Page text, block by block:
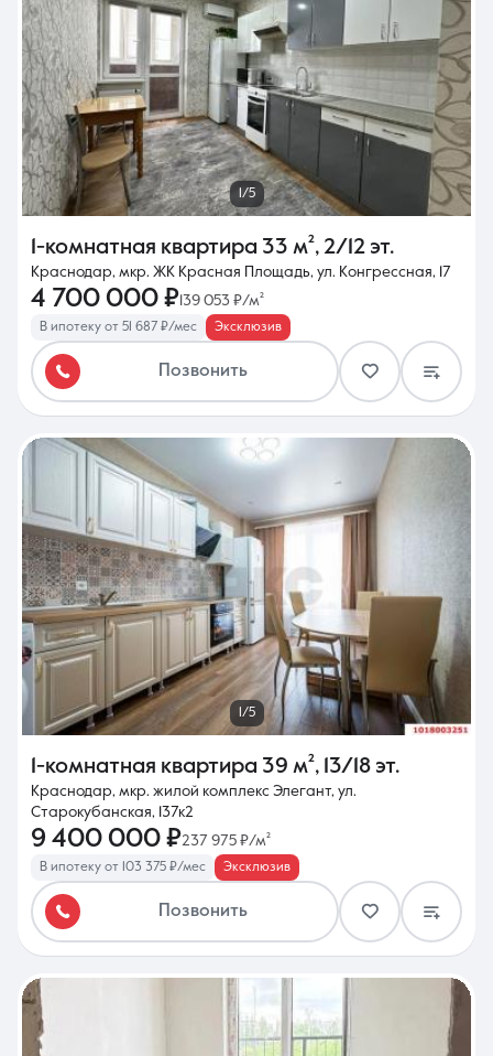
1/5
1-комнатная квартира 33 м², 2/12 эт.
Краснодар, мкр. ЖК Красная Площадь, ул. Конгрессная, 17
4 700 000 ₽ 139 053 ₽/м²
В ипотеку от 51 687 ₽/мес Эксклюзив
Позвонить
1/5
1-комнатная квартира 39 м², 13/18 эт.
Краснодар, мкр. жилой комплекс Элегант, ул.
Старокубанская, 137к2
9 400 000 ₽237 975 ₽/м²
В ипотеку от 103 375 ₽/мес Эксклюзив
Позвонить